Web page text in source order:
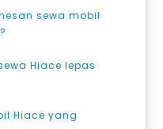
sewa mobil
Hiace lepas
Hiace yang